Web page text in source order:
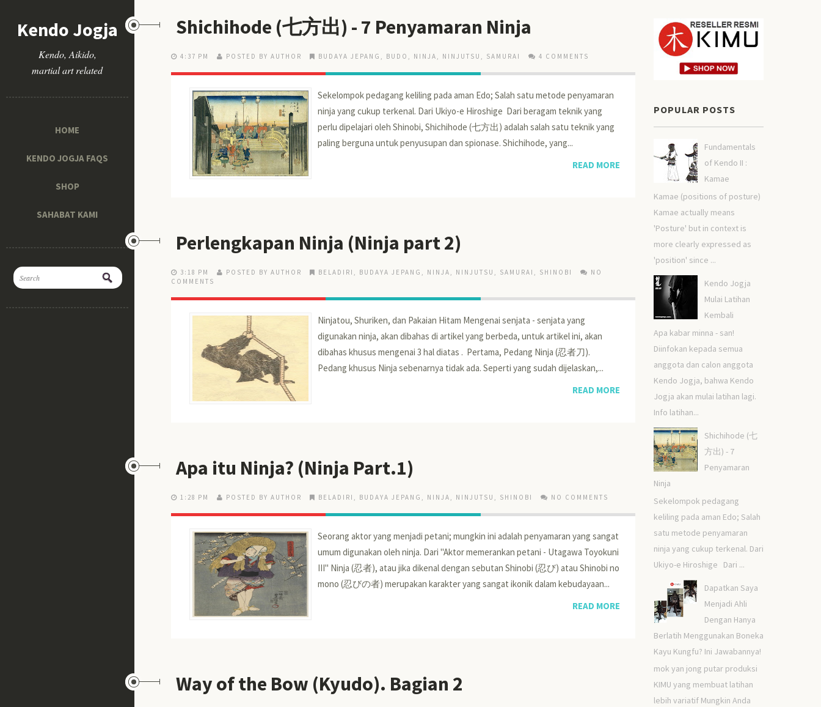
Kendo Jogja
Kendo, Aikido,
martial art related
HOME
KENDO JOGJA FAQS
SHOP
SAHABAT KAMI
Shichihode (七方出) - 7 Penyamaran Ninja
4:37 PM POSTED BY AUTHOR BUDAYA JEPANG , BUDO , NINJA , NINJUTSU , SAMURAI 4 COMMENTS
Sekelompok pedagang keliling pada aman Edo; Salah satu metode penyamaran
ninja yang cukup terkenal. Dari Ukiyo-e Hiroshige Dari beragam teknik yang
perlu dipelajari oleh Shinobi, Shichihode (七方出) adalah salah satu teknik yang
paling berguna untuk penyusupan dan spionase. Shichihode, yang...
READ MORE
Perlengkapan Ninja (Ninja part 2)
3:18 PM POSTED BY AUTHOR BELADIRI , BUDAYA JEPANG , NINJA , NINJUTSU , SAMURAI , SHINOBI
NO
COMMENTS
Ninjatou, Shuriken, dan Pakaian Hitam Mengenai senjata - senjata yang
digunakan ninja, akan dibahas di artikel yang berbeda, untuk artikel ini, akan
dibahas khusus mengenai 3 hal diatas . Pertama, Pedang Ninja (忍者刀).
Pedang khusus Ninja sebenarnya tidak ada. Seperti yang sudah dijelaskan,...
READ MORE
Apa itu Ninja? (Ninja Part.1)
1:28 PM POSTED BY AUTHOR BELADIRI , BUDAYA JEPANG , NINJA , NINJUTSU , SHINOBI NO COMMENTS
Seorang aktor yang menjadi petani; mungkin ini adalah penyamaran yang sangat
umum digunakan oleh ninja. Dari "Aktor memerankan petani - Utagawa Toyokuni
III" Ninja (忍者), atau jika dikenal dengan sebutan Shinobi (忍び) atau Shinobi no
mono (忍びの者) merupakan karakter yang sangat ikonik dalam kebudayaan...
READ MORE
Way of the Bow (Kyudo). Bagian 2
POPULAR POSTS
Fundamentals
of Kendo II :
Kamae
Kamae (positions of posture)
Kamae actually means
'Posture' but in context is
more clearly expressed as
'position' since ...
Kendo Jogja
Mulai Latihan
Kembali
Apa kabar minna - san!
Diinfokan kepada semua
anggota dan calon anggota
Kendo Jogja, bahwa Kendo
Jogja akan mulai latihan lagi.
Info latihan...
Shichihode (七
方出) - 7
Penyamaran
Ninja
Sekelompok pedagang
keliling pada aman Edo; Salah
satu metode penyamaran
ninja yang cukup terkenal. Dari
Ukiyo-e Hiroshige Dari ...
Dapatkan Saya
Menjadi Ahli
Dengan Hanya
Berlatih Menggunakan Boneka
Kayu Kungfu? Ini Jawabannya!
mok yan jong putar produksi
KIMU yang membuat latihan
lebih variatif Mungkin Anda